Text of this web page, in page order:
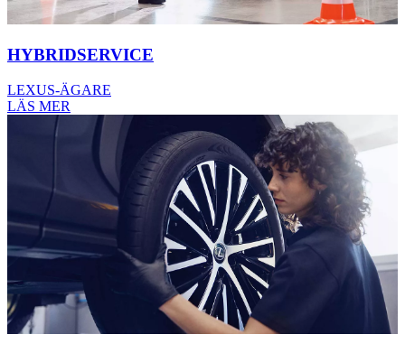
HYBRIDSERVICE
LEXUS-ÄGARE
LÄS MER